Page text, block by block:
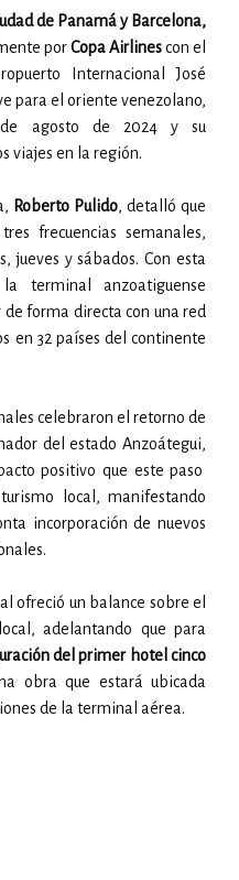
de Panamá y Barcelona,
porCopa Airlinescon el
Internacional José
para el oriente venezolano,
agosto de 2024 y su
viajes en la región.
Roberto Pulido, detalló que
frecuencias semanales,
jueves y sábados. Con esta
terminal anzoatiguense
forma directa con una red
en 32 países del continente
celebraron el retorno de
del estado Anzoátegui,
positivo que este paso
local, manifestando
incorporación de nuevos
ofreció un balance sobre el
adelantando que para
del primer hotel cinco
obra que estará ubicada
de la terminal aérea.